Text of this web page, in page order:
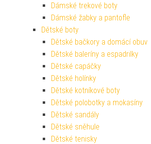
Dámské trekové boty
Dámské žabky a pantofle
Dětské boty
Dětské bačkory a domácí obuv
Dětské baleríny a espadrilky
Dětské capáčky
Dětské holínky
Dětské kotníkové boty
Dětské polobotky a mokasíny
Dětské sandály
Dětské sněhule
Dětské tenisky